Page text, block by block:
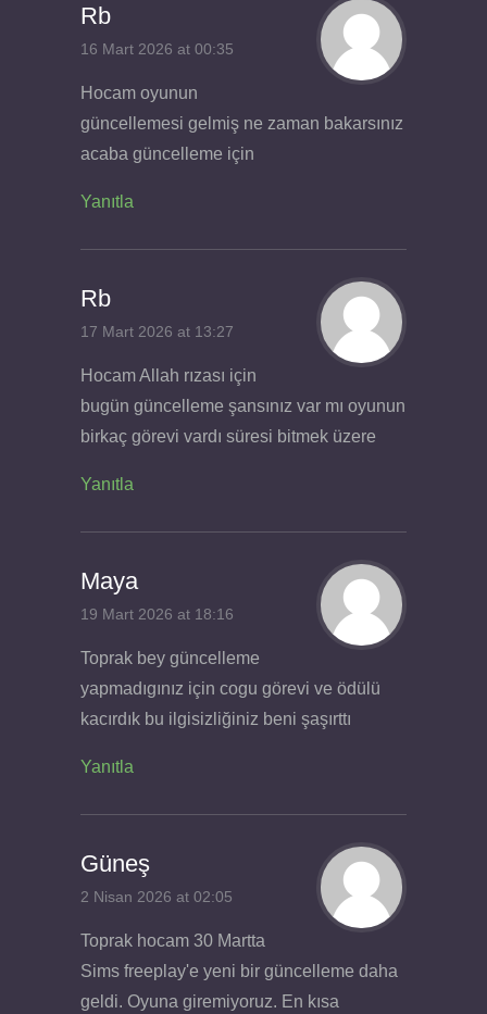
Rb
16 Mart 2026 at 00:35
Hocam oyunun
güncellemesi gelmiş ne zaman bakarsınız
acaba güncelleme için
Yanıtla
Rb
17 Mart 2026 at 13:27
Hocam Allah rızası için
bugün güncelleme şansınız var mı oyunun
birkaç görevi vardı süresi bitmek üzere
Yanıtla
Maya
19 Mart 2026 at 18:16
Toprak bey güncelleme
yapmadıgınız için cogu görevi ve ödülü
kacırdık bu ilgisizliğiniz beni şaşırttı
Yanıtla
Güneş
2 Nisan 2026 at 02:05
Toprak hocam 30 Martta
Sims freeplay'e yeni bir güncelleme daha
geldi. Oyuna giremiyoruz. En kısa